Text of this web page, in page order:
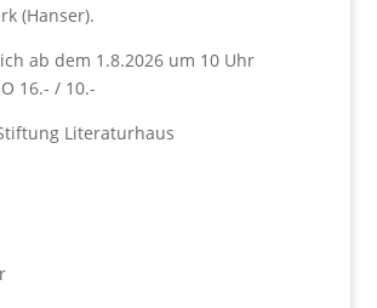
(Hanser).
ab dem 1.8.2026 um 10 Uhr
16.- / 10.-
Literaturhaus